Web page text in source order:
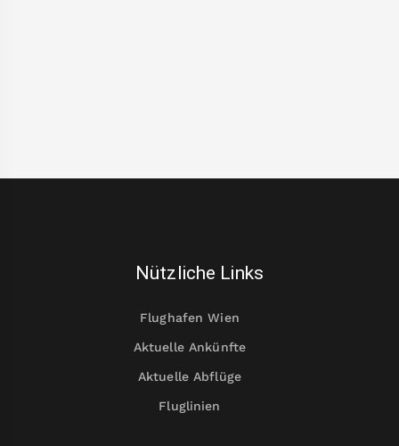
Nützliche Links
Flughafen Wien
Aktuelle Ankünfte
Aktuelle Abflüge
Fluglinien